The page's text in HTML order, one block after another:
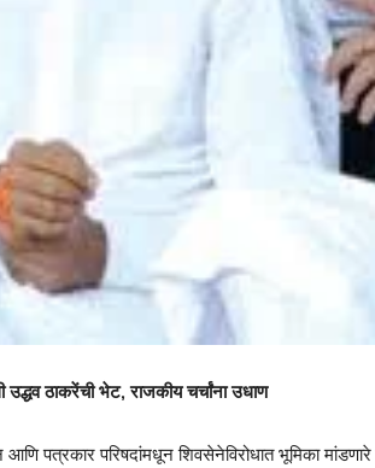
उद्धव ठाकरेंची भेट, राजकीय चर्चांना उधाण
आणि पत्रकार परिषदांमधून शिवसेनेविरोधात भूमिका